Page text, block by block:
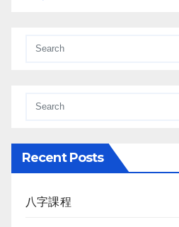
Recent Posts
八字課程